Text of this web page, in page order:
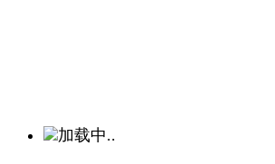
加载中..